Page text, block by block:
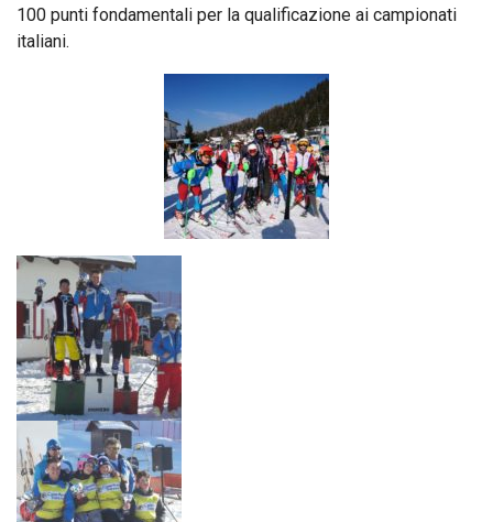
100 punti fondamentali per la qualificazione ai campionati
italiani.